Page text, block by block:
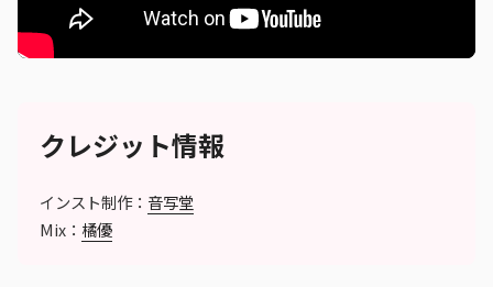
クレジット情報
インスト制作： 音写堂
Mix： 橘優